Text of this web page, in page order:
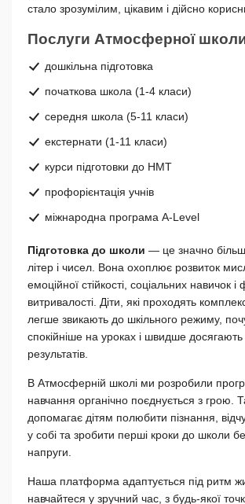
стало зрозумілим, цікавим і дійсно
Послуги Атмосферної
дошкільна підготовка
початкова школа (1-4 класи)
середня школа (5-11 класи)
екстернати (1-11 класи)
курси підготовки до НМТ
профорієнтація учнів
міжнародна програма A-Level
Підготовка до школи — це значно
літер і чисел. Вона охоплює розвиток
емоційної стійкості, соціальних навичок і
витривалості. Діти, які проходять
легше звикають до шкільного режиму,
спокійніше на уроках і швидше
результатів.
В Атмосферній школі ми розробили
навчання органічно поєднується з грою.
допомагає дітям полюбити пізнання,
у собі та зробити перші кроки до школи
напруги.
Наша платформа адаптується під ритм
навчайтеся у зручний час, з будь-якої